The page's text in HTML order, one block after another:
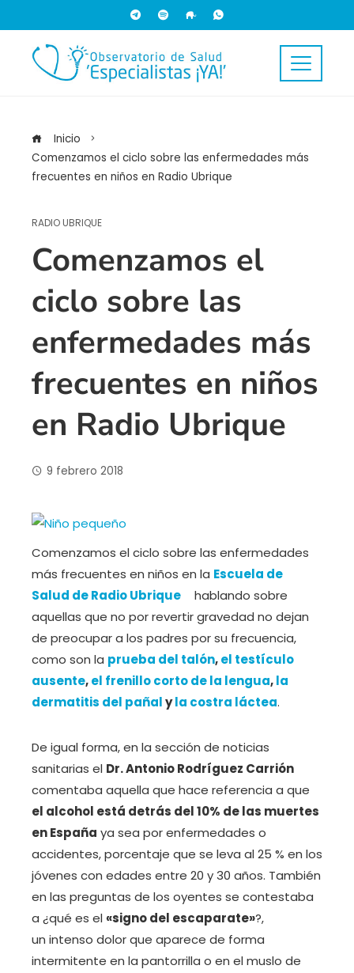
Inicio
Comenzamos el ciclo sobre las enfermedades más
frecuentes en niños en Radio Ubrique
RADIO UBRIQUE
Comenzamos el
ciclo sobre las
enfermedades más
frecuentes en niños
en Radio Ubrique
9 febrero 2018
Comenzamos el ciclo sobre las enfermedades
más frecuentes en niños en la Escuela de
Salud de Radio Ubrique
hablando sobre
aquellas que no por revertir gravedad no dejan
de preocupar a los padres por su frecuencia,
como son la prueba del talón,el testículo
ausente,el frenillo corto de la lengua,la
dermatitis del pañalyla costra láctea.
De igual forma, en la sección de noticias
sanitarias el Dr. Antonio Rodríguez Carrión
comentaba aquella que hace referencia a que
el alcohol está detrás del 10% de las muertes
en España ya sea por enfermedades o
accidentes, porcentaje que se leva al 25 % en los
jóvenes con edades entre 20 y 30 años. También
en las preguntas de los oyentes se contestaba
a ¿qué es el «signo del escaparate»?,
un intenso dolor que aparece de forma
intermitente en la pantorrilla o en el muslo de